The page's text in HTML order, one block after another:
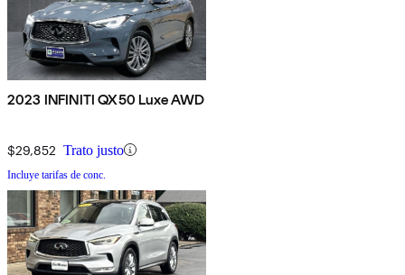
2023 INFINITI QX50 Luxe AWD
$29,852 Trato justo
Incluye tarifas de conc.